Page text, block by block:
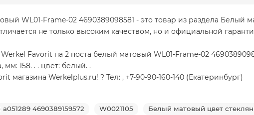
WL01-Frame-02 4690389098581 - это товар из раздела Белый
не только высоким качеством, но и официальной
Favorit на 2 поста белый матовый WL01-Frame-02
мм: 158. . . цвет: белый. .
Werkelplus.ru! ? Тел: , +7-90-90-160-140 (Екатеринбург)
a051289 4690389159572 W0021105 Белый матовый цвет